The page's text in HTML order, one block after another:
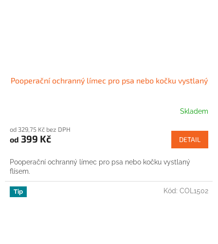
Pooperační ochranný límec pro psa nebo kočku vystlaný
Skladem
od 329,75 Kč bez DPH
od 399 Kč DETAIL
Pooperační ochranný límec pro psa nebo kočku vystlaný
flísem.
Tip Kód: COL1502